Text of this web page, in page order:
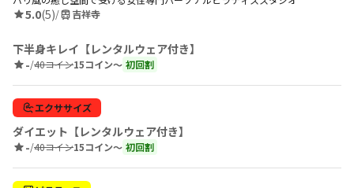
5.0(5)/ 吉祥寺
下半身キレイ【レンタルウェア付き】
-/40コイン15コイン〜 初回割
エクササイズ
ダイエット【レンタルウェア付き】
-/40コイン15コイン〜 初回割